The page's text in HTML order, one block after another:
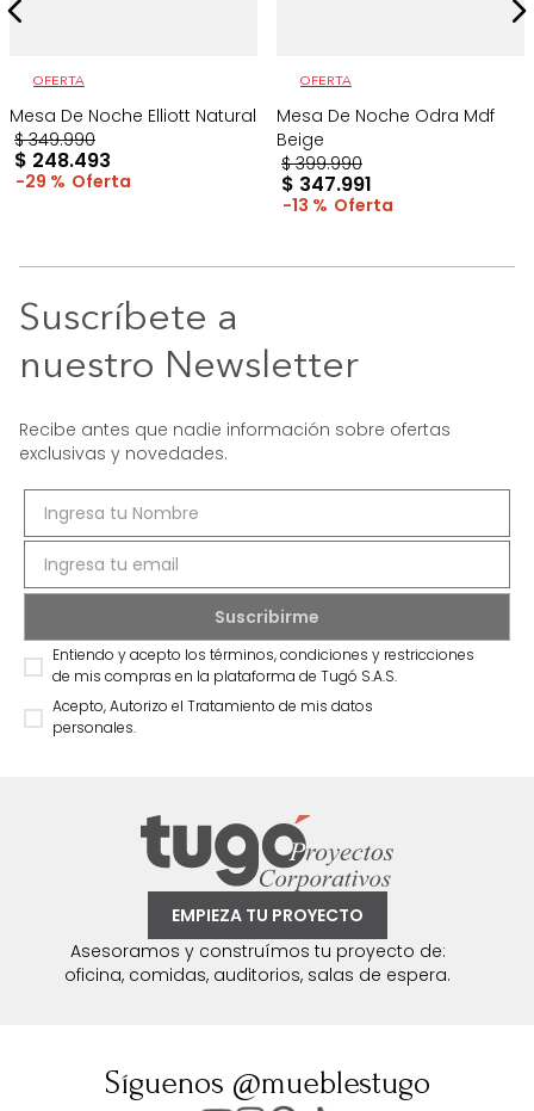
OFERTA
Mesa De Noche Elliott Natural
$ 349.990
$ 248.493
29 %
OFERTA
Mesa De Noche Odra Mdf
Beige
$ 399.990
$ 347.991
13 %
Suscríbete a
nuestro Newsletter
Recibe antes que nadie información sobre ofertas
exclusivas y novedades.
Entiendo y acepto los términos, condiciones y restricciones
de mis compras en la plataforma de Tugó S.A.S.
Acepto, Autorizo el Tratamiento de mis datos
personales.
EMPIEZA TU PROYECTO
Asesoramos y construímos tu proyecto de:
oficina, comidas, auditorios, salas de espera.
Síguenos @mueblestugo